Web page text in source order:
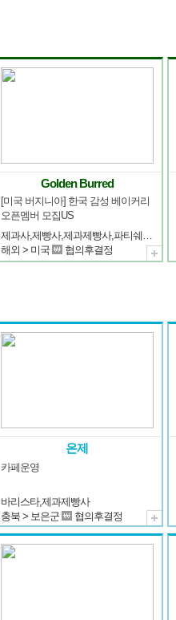
Golden Burred
[미국 버지니아] 한국 감성 베이커리
오픈멤버 모집US
제과사,제빵사,제과제빵사,파티쉐(파티시에),케익디자이너
해외 > 미국
협의후결정
온제
카페운영
바리스타,제과제빵사
충북 > 보은군
협의후결정